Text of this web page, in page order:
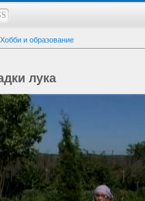
Хобби и образование
лука